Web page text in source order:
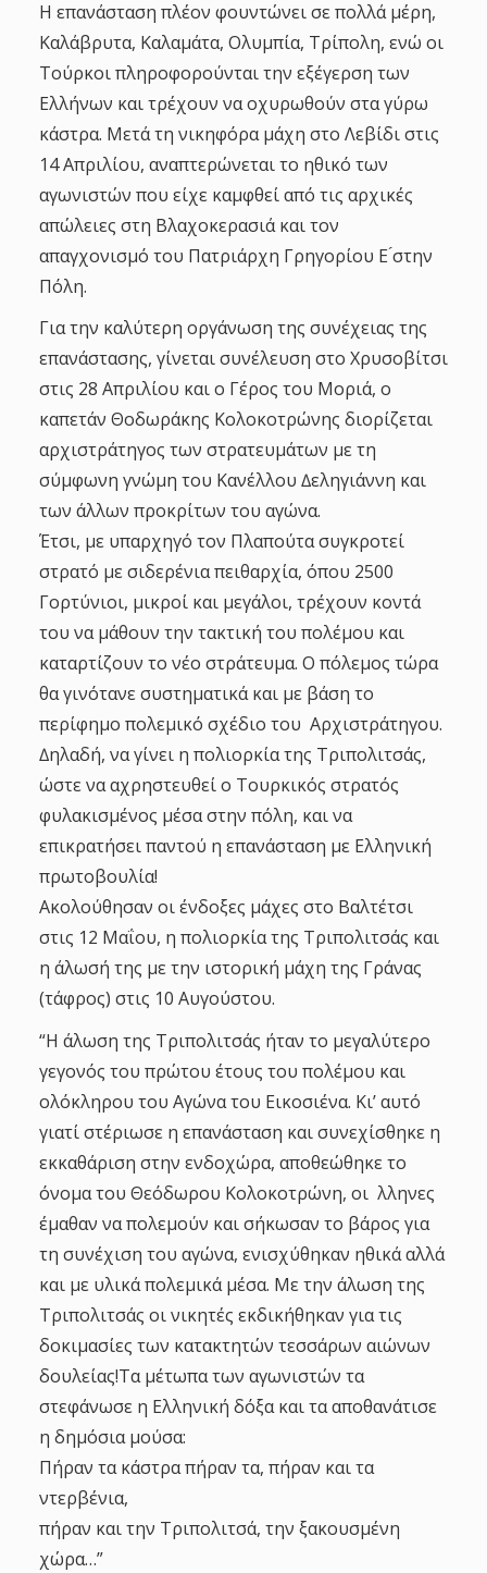
Η επανάσταση πλέον φουντώνει σε πολλά μέρη,
Καλάβρυτα, Καλαμάτα, Ολυμπία, Τρίπολη, ενώ οι
Τούρκοι πληροφορούνται την εξέγερση των
Ελλήνων και τρέχουν να οχυρωθούν στα γύρω
κάστρα. Μετά τη νικηφόρα μάχη στο Λεβίδι στις
14 Απριλίου, αναπτερώνεται το ηθικό των
αγωνιστών που είχε καμφθεί από τις αρχικές
απώλειες στη Βλαχοκερασιά και τον
απαγχονισμό του Πατριάρχη Γρηγορίου Ε ́στην
Πόλη.
Για την καλύτερη οργάνωση της συνέχειας της
επανάστασης, γίνεται συνέλευση στο Χρυσοβίτσι
στις 28 Απριλίου και ο Γέρος του Μοριά, ο
καπετάν Θοδωράκης Κολοκοτρώνης διορίζεται
αρχιστράτηγος των στρατευμάτων με τη
σύμφωνη γνώμη του Κανέλλου ∆εληγιάννη και
των άλλων προκρίτων του αγώνα.
Έτσι, με υπαρχηγό τον Πλαπούτα συγκροτεί
στρατό με σιδερένια πειθαρχία, όπου 2500
Γορτύνιοι, μικροί και μεγάλοι, τρέχουν κοντά
του να μάθουν την τακτική του πολέμου και
καταρτίζουν το νέο στράτευμα. Ο πόλεμος τώρα
θα γινότανε συστηματικά και με βάση το
περίφημο πολεμικό σχέδιο του Αρχιστράτηγου.
∆ηλαδή, να γίνει η πολιορκία της Τριπολιτσάς,
ώστε να αχρηστευθεί ο Τουρκικός στρατός
φυλακισμένος μέσα στην πόλη, και να
επικρατήσει παντού η επανάσταση με Ελληνική
πρωτοβουλία!
Ακολούθησαν οι ένδοξες μάχες στο Βαλτέτσι
στις 12 Μαΐου, η πολιορκία της Τριπολιτσάς και
η άλωσή της με την ιστορική μάχη της Γράνας
(τάφρος) στις 10 Αυγούστου.
“Η άλωση της Τριπολιτσάς ήταν το μεγαλύτερο
γεγονός του πρώτου έτους του πολέμου και
ολόκληρου του Αγώνα του Εικοσιένα. Κι’ αυτό
γιατί στέριωσε η επανάσταση και συνεχίσθηκε η
εκκαθάριση στην ενδοχώρα, αποθεώθηκε το
όνομα του Θεόδωρου Κολοκοτρώνη, οι λληνες
έμαθαν να πολεμούν και σήκωσαν το βάρος για
τη συνέχιση του αγώνα, ενισχύθηκαν ηθικά αλλά
και με υλικά πολεμικά μέσα. Με την άλωση της
Τριπολιτσάς οι νικητές εκδικήθηκαν για τις
δοκιμασίες των κατακτητών τεσσάρων αιώνων
δουλείας!Τα μέτωπα των αγωνιστών τα
στεφάνωσε η Ελληνική δόξα και τα αποθανάτισε
η δημόσια μούσα:
Πήραν τα κάστρα πήραν τα, πήραν και τα
ντερβένια,
πήραν και την Τριπολιτσά, την ξακουσμένη
χώρα…”